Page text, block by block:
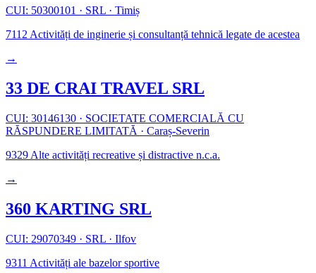
CUI: 50300101 · SRL · Timiș
7112Activități de inginerie și consultanță tehnică legate de acestea
→
33 DE CRAI TRAVEL SRL
CUI: 30146130 · SOCIETATE COMERCIALĂ CU
RĂSPUNDERE LIMITATĂ · Caraș-Severin
9329 Alte activități recreative și distractive n.c.a.
→
360 KARTING SRL
CUI: 29070349 · SRL · Ilfov
9311 Activități ale bazelor sportive